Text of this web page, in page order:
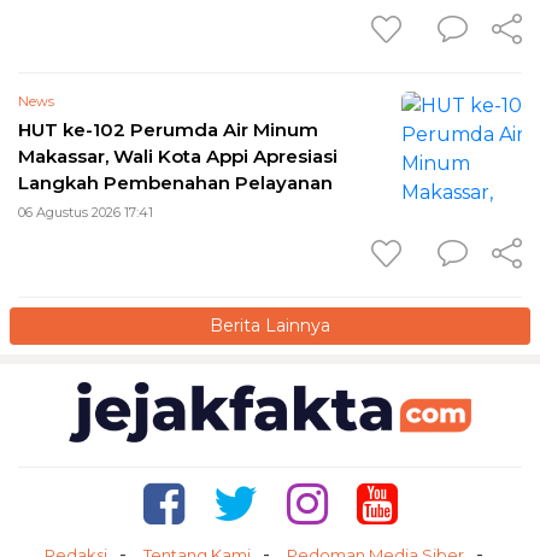
News
HUT ke-102 Perumda Air Minum
Makassar, Wali Kota Appi Apresiasi
Langkah Pembenahan Pelayanan
06 Agustus 2026 17:41
Berita Lainnya